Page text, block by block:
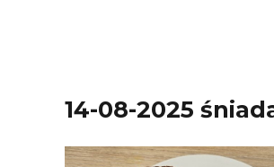
14-08-2025